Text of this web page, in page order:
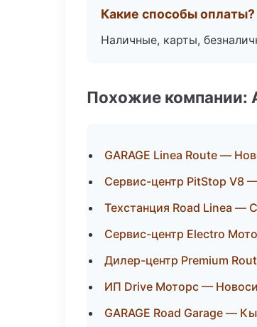
Какие способы оплаты?
Наличные, карты,
Похожие компании:
GARAGE Linea Route —
Сервис-центр PitStop V8
Техстанция Road Linea —
Сервис-центр Electro
Дилер-центр Premium
ИП Drive Моторс —
GARAGE Road Garage —